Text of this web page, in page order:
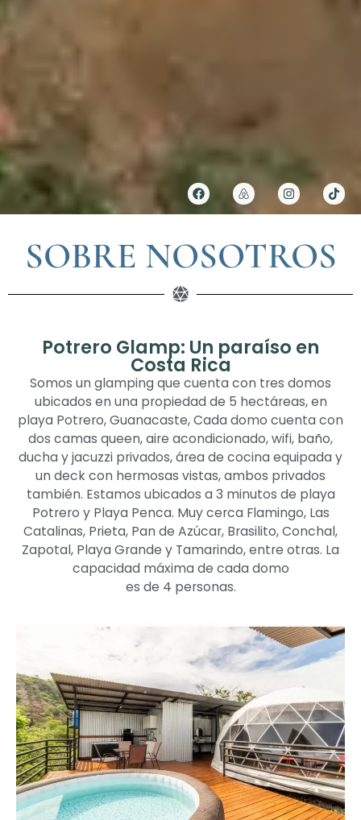
SOBRE NOSOTROS
Potrero Glamp: Un paraíso en
Costa Rica
Somos un glamping que cuenta con tres domos
ubicados en una propiedad de 5 hectáreas, en
playa Potrero, Guanacaste, Cada domo cuenta con
dos camas queen, aire acondicionado, wifi, baño,
ducha y jacuzzi privados, área de cocina equipada y
un deck con hermosas vistas, ambos privados
también. Estamos ubicados a 3 minutos de playa
Potrero y Playa Penca. Muy cerca Flamingo, Las
Catalinas, Prieta, Pan de Azúcar, Brasilito, Conchal,
Zapotal, Playa Grande y Tamarindo, entre otras. La
capacidad máxima de cada domo
es de 4 personas.